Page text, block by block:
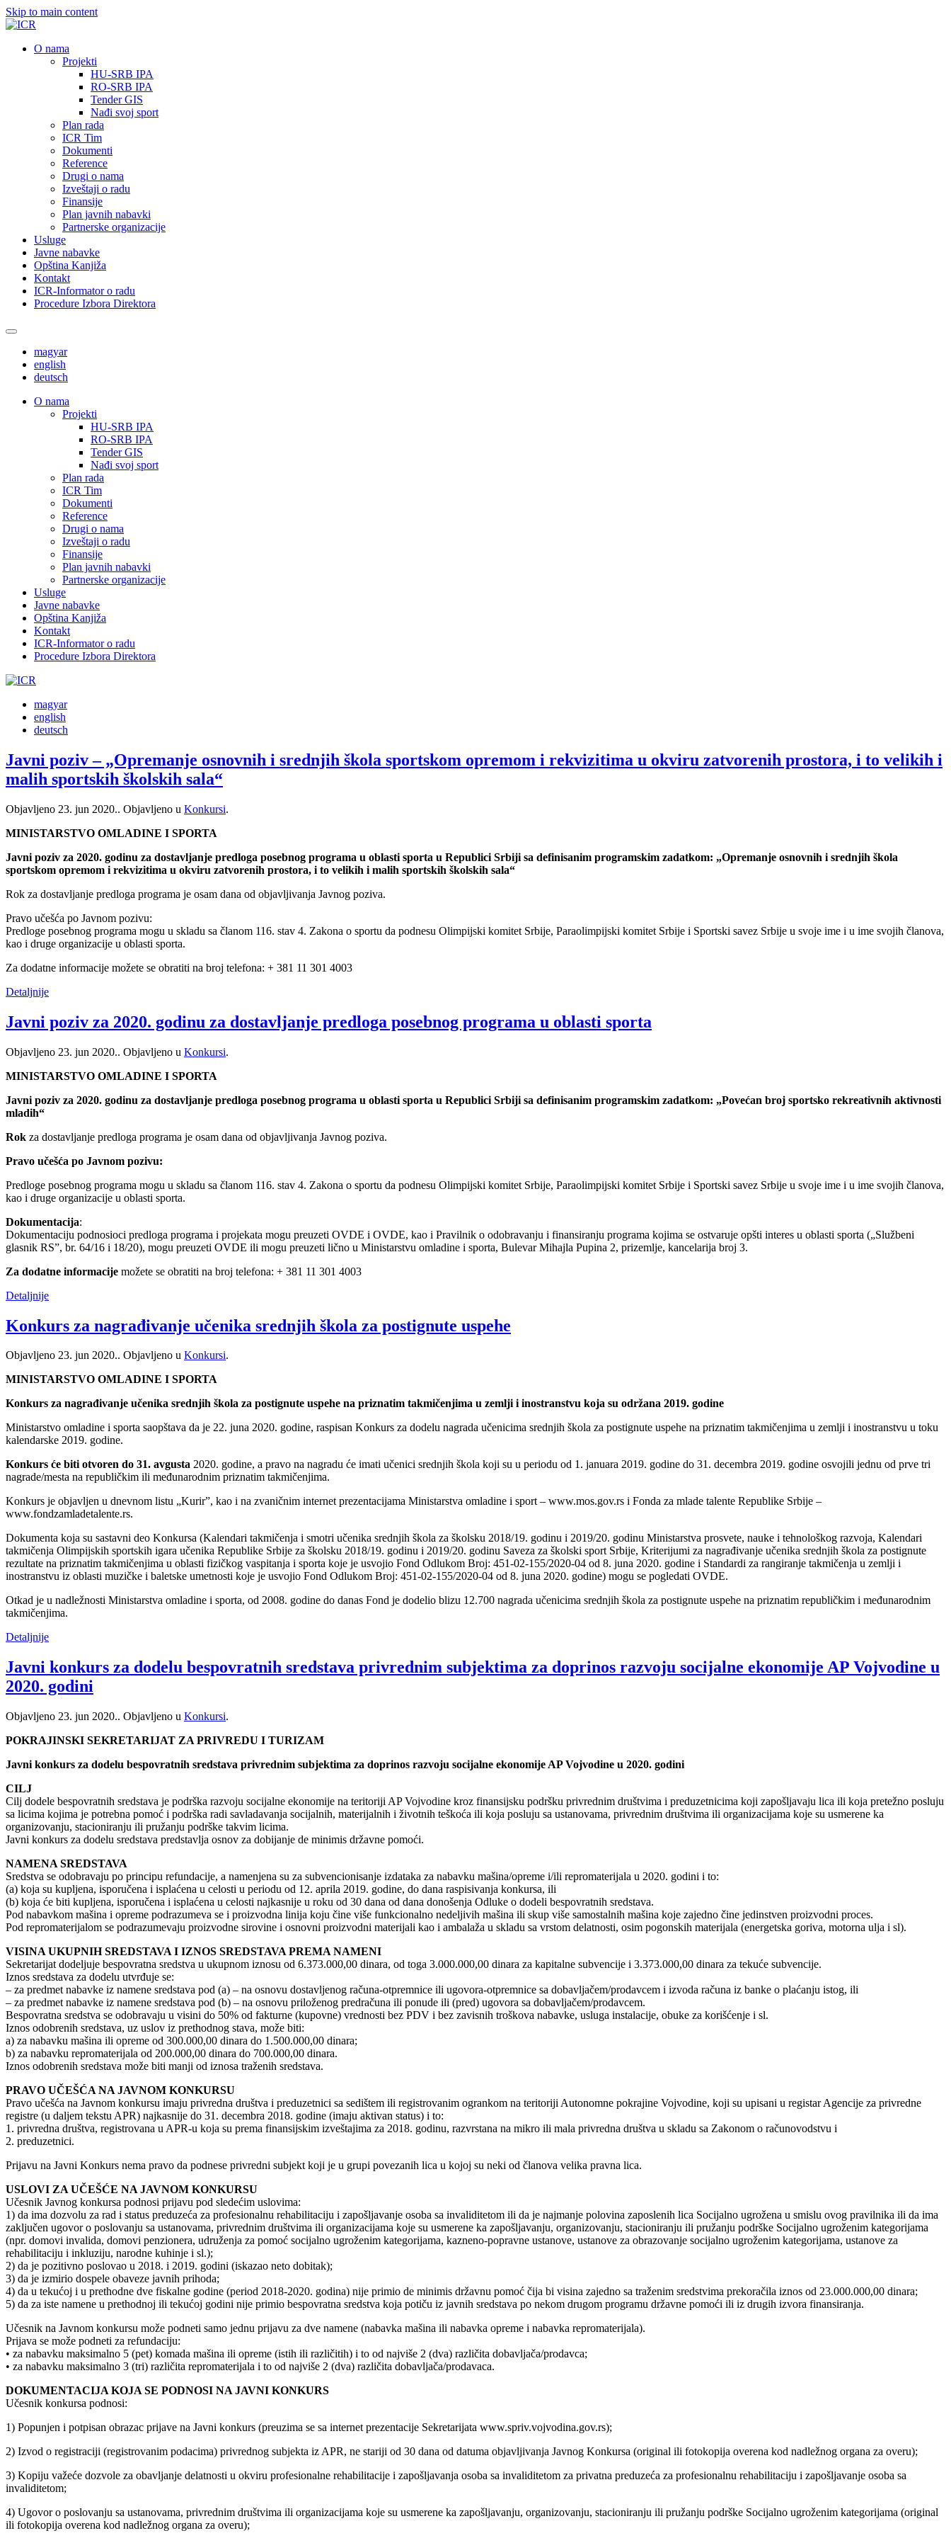
Skip to main content
О nama
Projekti
HU-SRB IPA
RO-SRB IPA
Tender GIS
Nađi svoj sport
Plan rada
ICR Tim
Dokumenti
Reference
Drugi o nama
Izveštaji o radu
Finansije
Plan javnih nabavki
Partnerske organizacije
Usluge
Javne nabavke
Opština Kanjiža
Kontakt
ICR-Informator o radu
Procedure Izbora Direktora
magyar
english
deutsch
О nama
Projekti
HU-SRB IPA
RO-SRB IPA
Tender GIS
Nađi svoj sport
Plan rada
ICR Tim
Dokumenti
Reference
Drugi o nama
Izveštaji o radu
Finansije
Plan javnih nabavki
Partnerske organizacije
Usluge
Javne nabavke
Opština Kanjiža
Kontakt
ICR-Informator o radu
Procedure Izbora Direktora
magyar
english
deutsch
Javni poziv – „Opremanje osnovnih i srednjih škola sportskom opremom i rekvizitima u okviru zatvorenih prostora, i to velikih i
malih sportskih školskih sala“
Objavljeno 23. jun 2020.. Objavljeno u Konkursi.
MINISTARSTVO OMLADINE I SPORTA
Javni poziv za 2020. godinu za dostavljanje predloga posebnog programa u oblasti sporta u Republici Srbiji sa definisanim programskim zadatkom: „Opremanje osnovnih i srednjih škola
sportskom opremom i rekvizitima u okviru zatvorenih prostora, i to velikih i malih sportskih školskih sala“
Rok za dostavljanje predloga programa je osam dana od objavljivanja Javnog poziva.
Pravo učešća po Javnom pozivu:
Predloge posebnog programa mogu u skladu sa članom 116. stav 4. Zakona o sportu da podnesu Olimpijski komitet Srbije, Paraolimpijski komitet Srbije i Sportski savez Srbije u svoje ime i u ime svojih članova,
kao i druge organizacije u oblasti sporta.
Za dodatne informacije možete se obratiti na broj telefona: + 381 11 301 4003
Detaljnije
Javni poziv za 2020. godinu za dostavljanje predloga posebnog programa u oblasti sporta
Objavljeno 23. jun 2020.. Objavljeno u Konkursi.
MINISTARSTVO OMLADINE I SPORTA
Javni poziv za 2020. godinu za dostavljanje predloga posebnog programa u oblasti sporta u Republici Srbiji sa definisanim programskim zadatkom: „Povećan broj sportsko rekreativnih aktivnosti
mladih“
Rok za dostavljanje predloga programa je osam dana od objavljivanja Javnog poziva.
Pravo učešća po Javnom pozivu:
Predloge posebnog programa mogu u skladu sa članom 116. stav 4. Zakona o sportu da podnesu Olimpijski komitet Srbije, Paraolimpijski komitet Srbije i Sportski savez Srbije u svoje ime i u ime svojih članova,
kao i druge organizacije u oblasti sporta.
Dokumentacija:
Dokumentaciju podnosioci predloga programa i projekata mogu preuzeti OVDE i OVDE, kao i Pravilnik o odobravanju i finansiranju programa kojima se ostvaruje opšti interes u oblasti sporta („Službeni
glasnik RS”, br. 64/16 i 18/20), mogu preuzeti OVDE ili mogu preuzeti lično u Ministarstvu omladine i sporta, Bulevar Mihajla Pupina 2, prizemlje, kancelarija broj 3.
Za dodatne informacije možete se obratiti na broj telefona: + 381 11 301 4003
Detaljnije
Konkurs za nagrađivanje učenika srednjih škola za postignute uspehe
Objavljeno 23. jun 2020.. Objavljeno u Konkursi.
MINISTARSTVO OMLADINE I SPORTA
Konkurs za nagrađivanje učenika srednjih škola za postignute uspehe na priznatim takmičenjima u zemlji i inostranstvu koja su održana 2019. godine
Ministarstvo omladine i sporta saopštava da je 22. juna 2020. godine, raspisan Konkurs za dodelu nagrada učenicima srednjih škola za postignute uspehe na priznatim takmičenjima u zemlji i inostranstvu u toku
kalendarske 2019. godine.
Konkurs će biti otvoren do 31. avgusta 2020. godine, a pravo na nagradu će imati učenici srednjih škola koji su u periodu od 1. januara 2019. godine do 31. decembra 2019. godine osvojili jednu od prve tri
nagrade/mesta na republičkim ili međunarodnim priznatim takmičenjima.
Konkurs je objavljen u dnevnom listu „Kurir”, kao i na zvaničnim internet prezentacijama Ministarstva omladine i sport – www.mos.gov.rs i Fonda za mlade talente Republike Srbije –
www.fondzamladetalente.rs.
Dokumenta koja su sastavni deo Konkursa (Kalendari takmičenja i smotri učenika srednjih škola za školsku 2018/19. godinu i 2019/20. godinu Ministarstva prosvete, nauke i tehnološkog razvoja, Kalendari
takmičenja Olimpijskih sportskih igara učenika Republike Srbije za školsku 2018/19. godinu i 2019/20. godinu Saveza za školski sport Srbije, Kriterijumi za nagrađivanje učenika srednjih škola za postignute
rezultate na priznatim takmičenjima u oblasti fizičkog vaspitanja i sporta koje je usvojio Fond Odlukom Broj: 451-02-155/2020-04 od 8. juna 2020. godine i Standardi za rangiranje takmičenja u zemlji i
inostranstvu iz oblasti muzičke i baletske umetnosti koje je usvojio Fond Odlukom Broj: 451-02-155/2020-04 od 8. juna 2020. godine) mogu se pogledati OVDE.
Otkad je u nadležnosti Ministarstva omladine i sporta, od 2008. godine do danas Fond je dodelio blizu 12.700 nagrada učenicima srednjih škola za postignute uspehe na priznatim republičkim i međunarodnim
takmičenjima.
Detaljnije
Javni konkurs za dodelu bespovratnih sredstava privrednim subjektima za doprinos razvoju socijalne ekonomije AP Vojvodine u
2020. godini
Objavljeno 23. jun 2020.. Objavljeno u Konkursi.
POKRAJINSKI SEKRETARIJAT ZA PRIVREDU I TURIZAM
Javni konkurs za dodelu bespovratnih sredstava privrednim subjektima za doprinos razvoju socijalne ekonomije AP Vojvodine u 2020. godini
CILJ
Cilj dodele bespovratnih sredstava je podrška razvoju socijalne ekonomije na teritoriji AP Vojvodine kroz finansijsku podršku privrednim društvima i preduzetnicima koji zapošljavaju lica ili koja pretežno posluju
sa licima kojima je potrebna pomoć i podrška radi savladavanja socijalnih, materijalnih i životnih teškoća ili koja posluju sa ustanovama, privrednim društvima ili organizacijama koje su usmerene ka
organizovanju, stacioniranju ili pružanju podrške takvim licima.
Javni konkurs za dodelu sredstava predstavlja osnov za dobijanje de minimis državne pomoći.
NAMENA SREDSTAVA
Sredstva se odobravaju po principu refundacije, a namenjena su za subvencionisanje izdataka za nabavku mašina/opreme i/ili repromaterijala u 2020. godini i to:
(a) koja su kupljena, isporučena i isplaćena u celosti u periodu od 12. aprila 2019. godine, do dana raspisivanja konkursa, ili
(b) koja će biti kupljena, isporučena i isplaćena u celosti najkasnije u roku od 30 dana od dana donošenja Odluke o dodeli bespovratnih sredstava.
Pod nabavkom mašina i opreme podrazumeva se i proizvodna linija koju čine više funkcionalno nedeljivih mašina ili skup više samostalnih mašina koje zajedno čine jedinstven proizvodni proces.
Pod repromaterijalom se podrazumevaju proizvodne sirovine i osnovni proizvodni materijali kao i ambalaža u skladu sa vrstom delatnosti, osim pogonskih materijala (energetska goriva, motorna ulja i sl).
VISINA UKUPNIH SREDSTAVA I IZNOS SREDSTAVA PREMA NAMENI
Sekretarijat dodeljuje bespovratna sredstva u ukupnom iznosu od 6.373.000,00 dinara, od toga 3.000.000,00 dinara za kapitalne subvencije i 3.373.000,00 dinara za tekuće subvencije.
Iznos sredstava za dodelu utvrđuje se:
– za predmet nabavke iz namene sredstava pod (a) – na osnovu dostavljenog računa-otpremnice ili ugovora-otpremnice sa dobavljačem/prodavcem i izvoda računa iz banke o plaćanju istog, ili
– za predmet nabavke iz namene sredstava pod (b) – na osnovu priloženog predračuna ili ponude ili (pred) ugovora sa dobavljačem/prodavcem.
Bespovratna sredstva se odobravaju u visini do 50% od fakturne (kupovne) vrednosti bez PDV i bez zavisnih troškova nabavke, usluga instalacije, obuke za korišćenje i sl.
Iznos odobrenih sredstava, uz uslov iz prethodnog stava, može biti:
a) za nabavku mašina ili opreme od 300.000,00 dinara do 1.500.000,00 dinara;
b) za nabavku repromaterijala od 200.000,00 dinara do 700.000,00 dinara.
Iznos odobrenih sredstava može biti manji od iznosa traženih sredstava.
PRAVO UČEŠĆA NA JAVNOM KONKURSU
Pravo učešća na Javnom konkursu imaju privredna društva i preduzetnici sa sedištem ili registrovanim ogrankom na teritoriji Autonomne pokrajine Vojvodine, koji su upisani u registar Agencije za privredne
registre (u daljem tekstu APR) najkasnije do 31. decembra 2018. godine (imaju aktivan status) i to:
1. privredna društva, registrovana u APR-u koja su prema finansijskim izveštajima za 2018. godinu, razvrstana na mikro ili mala privredna društva u skladu sa Zakonom o računovodstvu i
2. preduzetnici.
Prijavu na Javni Konkurs nema pravo da podnese privredni subjekt koji je u grupi povezanih lica u kojoj su neki od članova velika pravna lica.
USLOVI ZA UČEŠĆE NA JAVNOM KONKURSU
Učesnik Javnog konkursa podnosi prijavu pod sledećim uslovima:
1) da ima dozvolu za rad i status preduzeća za profesionalnu rehabilitaciju i zapošljavanje osoba sa invaliditetom ili da je najmanje polovina zaposlenih lica Socijalno ugrožena u smislu ovog pravilnika ili da ima
zaključen ugovor o poslovanju sa ustanovama, privrednim društvima ili organizacijama koje su usmerene ka zapošljavanju, organizovanju, stacioniranju ili pružanju podrške Socijalno ugroženim kategorijama
(npr. domovi invalida, domovi penzionera, udruženja za pomoć socijalno ugroženim kategorijama, kazneno-popravne ustanove, ustanove za obrazovanje socijalno ugroženim kategorijama, ustanove za
rehabilitaciju i inkluziju, narodne kuhinje i sl.);
2) da je pozitivno poslovao u 2018. i 2019. godini (iskazao neto dobitak);
3) da je izmirio dospele obaveze javnih prihoda;
4) da u tekućoj i u prethodne dve fiskalne godine (period 2018-2020. godina) nije primio de minimis državnu pomoć čija bi visina zajedno sa traženim sredstvima prekoračila iznos od 23.000.000,00 dinara;
5) da za iste namene u prethodnoj ili tekućoj godini nije primio bespovratna sredstva koja potiču iz javnih sredstava po nekom drugom programu državne pomoći ili iz drugih izvora finansiranja.
Učesnik na Javnom konkursu može podneti samo jednu prijavu za dve namene (nabavka mašina ili nabavka opreme i nabavka repromaterijala).
Prijava se može podneti za refundaciju:
• za nabavku maksimalno 5 (pet) komada mašina ili opreme (istih ili različitih) i to od najviše 2 (dva) različita dobavljača/prodavca;
• za nabavku maksimalno 3 (tri) različita repromaterijala i to od najviše 2 (dva) različita dobavljača/prodavaca.
DOKUMENTACIJA KOJA SE PODNOSI NA JAVNI KONKURS
Učesnik konkursa podnosi:
1) Popunjen i potpisan obrazac prijave na Javni konkurs (preuzima se sa internet prezentacije Sekretarijata www.spriv.vojvodina.gov.rs);
2) Izvod o registraciji (registrovanim podacima) privrednog subjekta iz APR, ne stariji od 30 dana od datuma objavljivanja Javnog Konkursa (original ili fotokopija overena kod nadležnog organa za overu);
3) Kopiju važeće dozvole za obavljanje delatnosti u okviru profesionalne rehabilitacije i zapošljavanja osoba sa invaliditetom za privatna preduzeća za profesionalnu rehabilitaciju i zapošljavanje osoba sa
invaliditetom;
4) Ugovor o poslovanju sa ustanovama, privrednim društvima ili organizacijama koje su usmerene ka zapošljavanju, organizovanju, stacioniranju ili pružanju podrške Socijalno ugroženim kategorijama (original
ili fotokopija overena kod nadležnog organa za overu);